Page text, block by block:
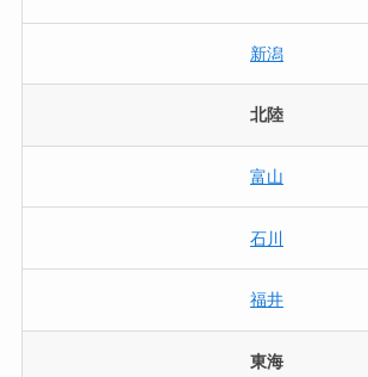
新潟
北陸
富山
石川
福井
東海